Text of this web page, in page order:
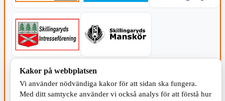
KOMMUNEN
Kakor på webbplatsen
Vi använder nödvändiga kakor för att sidan ska fungera.
Med ditt samtycke använder vi också analys för att förstå hur